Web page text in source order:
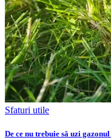
Sfaturi utile
De ce nu trebuie să uzi